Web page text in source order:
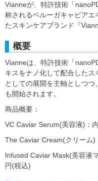
Vianneが、特許技術「
称されるベルーガキャビアエ
たスキンケアブランド『
概要
Vianneは、特許技術「
キスをナノ化して配合した
としての展開を主軸としつ
も開始されます。
商品概要：
VC Caviar Serum(美容液)：
The Caviar Cream(クリーム
Infused Caviar Mask(美容液
円(税込)